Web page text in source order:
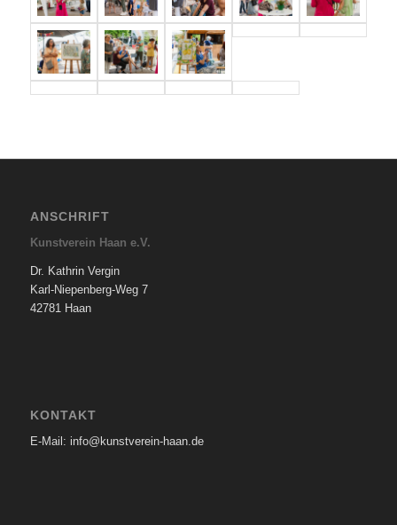
ANSCHRIFT
Kunstverein Haan e.V.
Dr. Kathrin Vergin
Karl-Niepenberg-Weg 7
42781 Haan
KONTAKT
E-Mail: info@kunstverein-haan.de